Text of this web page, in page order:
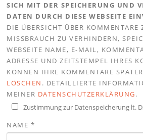
SICH MIT DER SPEICHERUNG UND
DATEN DURCH DIESE WEBSEITE
DIE ÜBERSICHT ÜBER KOMMENTARE
MISSBRAUCH ZU VERHINDERN,
WEBSEITE NAME, E-MAIL,
ADRESSE UND ZEITSTEMPEL IHRES
KÖNNEN IHRE KOMMENTARE
LÖSCHEN . DETAILLIERTE
MEINER DATENSCHUTZERKLÄRUNG.
Zustimmung zur Datenspeicherung lt.
NAME *